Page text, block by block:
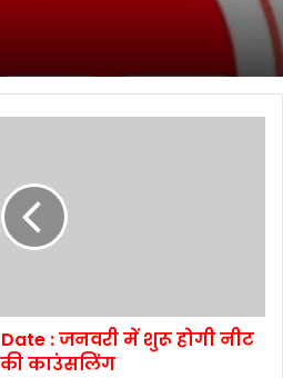
Date : जनवरी में शुरू होगी नीट
की काउंसलिंग